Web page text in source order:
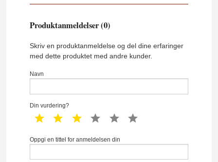
Produktanmeldelser (0)
Skriv en produktanmeldelse og del dine erfaringer
med dette produktet med andre kunder.
Navn
Din vurdering?
1 star 2 star 3 star 4 star 5 star
Oppgi en tittel for anmeldelsen din